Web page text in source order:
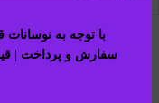
با توجه به
سفارش و پرداخت |